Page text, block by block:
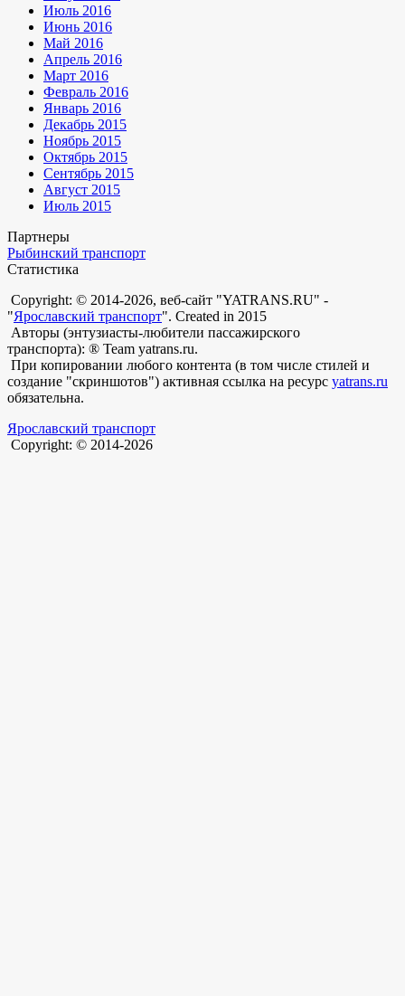
Июль 2016
Июнь 2016
Май 2016
Апрель 2016
Март 2016
Февраль 2016
Январь 2016
Декабрь 2015
Ноябрь 2015
Октябрь 2015
Сентябрь 2015
Август 2015
Июль 2015
Партнеры
Рыбинский транспорт
Статистика
Copyright: © 2014-2026, веб-сайт "YATRANS.RU" -
"Ярославский транспорт". Created in 2015
Авторы (энтузиасты-любители пассажирского
транспорта): ® Team yatrans.ru.
При копировании любого контента (в том числе стилей и
создание "скриншотов") активная ссылка на ресурс yatrans.ru
обязательна.
Ярославский транспорт
Copyright: © 2014-2026